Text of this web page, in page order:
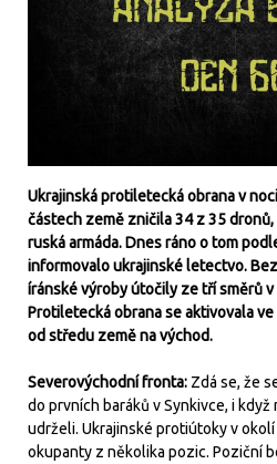
Ukrajinská protiletecká obrana v
částech země zničila 34 z 35
ruská armáda. Dnes ráno o tom
informovalo ukrajinské letectvo.
íránské výroby útočily ze tří směrů
Protiletecká obrana se aktivovala
od středu země na východ.
Severovýchodní fronta: Zdá se, že
do prvních baráků v Synkivce, i
udrželi. Ukrajinské protiútoky v
okupanty z několika pozic. Poziční